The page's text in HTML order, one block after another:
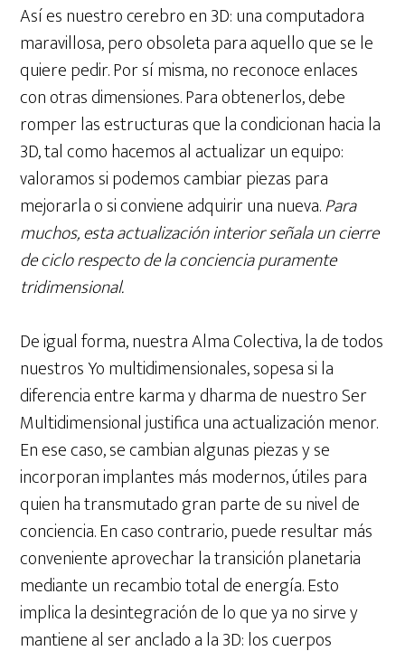
Así es nuestro cerebro en 3D: una computadora
maravillosa, pero obsoleta para aquello que se le
quiere pedir. Por sí misma, no reconoce enlaces
con otras dimensiones. Para obtenerlos, debe
romper las estructuras que la condicionan hacia la
3D, tal como hacemos al actualizar un equipo:
valoramos si podemos cambiar piezas para
mejorarla o si conviene adquirir una nueva.Para
muchos, esta actualización interior señala un cierre
de ciclo respecto de la conciencia puramente
tridimensional.
De igual forma, nuestra Alma Colectiva, la de todos
nuestros Yo multidimensionales, sopesa si la
diferencia entre karma y dharma de nuestro Ser
Multidimensional justifica una actualización menor.
En ese caso, se cambian algunas piezas y se
incorporan implantes más modernos, útiles para
quien ha transmutado gran parte de su nivel de
conciencia. En caso contrario, puede resultar más
conveniente aprovechar la transición planetaria
mediante un recambio total de energía. Esto
implica la desintegración de lo que ya no sirve y
mantiene al ser anclado a la 3D: los cuerpos